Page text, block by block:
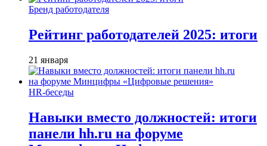
Бренд работодателя
Рейтинг работодателей 2025: итоги
21 января
HR-беседы
Навыки вместо должностей: итоги
панели hh.ru на форуме